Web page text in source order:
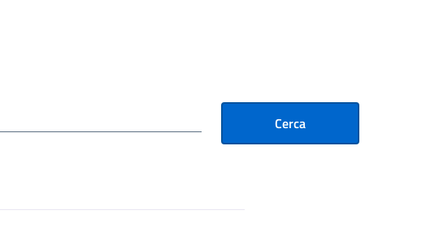
Cerca